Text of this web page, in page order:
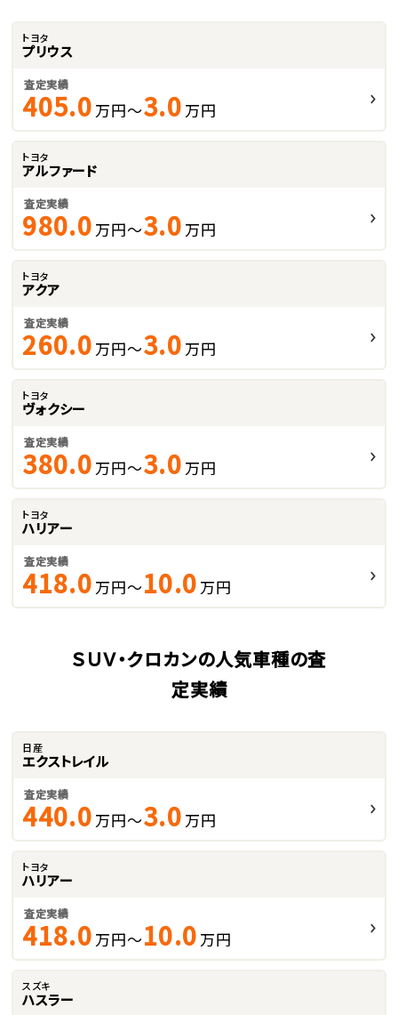
トヨタ
プリウス
査定実績
405.0 万円～3.0 万円
トヨタ
アルファード
査定実績
980.0 万円～3.0 万円
トヨタ
アクア
査定実績
260.0 万円～3.0 万円
トヨタ
ヴォクシー
査定実績
380.0 万円～3.0 万円
トヨタ
ハリアー
査定実績
418.0 万円～10.0 万円
ＳＵＶ・クロカンの人気車種の査
定実績
日産
エクストレイル
査定実績
440.0 万円～3.0 万円
トヨタ
ハリアー
査定実績
418.0 万円～10.0 万円
スズキ
ハスラー